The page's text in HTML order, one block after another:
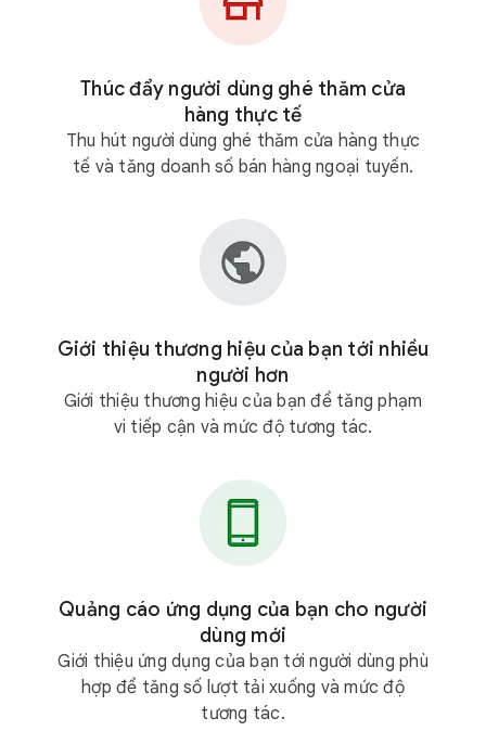
Thúc đẩy người dùng ghé thăm cửa
hàng thực tế
Thu hút người dùng ghé thăm cửa hàng thực
tế và tăng doanh số bán hàng ngoại tuyến.
Giới thiệu thương hiệu của bạn tới nhiều
người hơn
Giới thiệu thương hiệu của bạn để tăng phạm
vi tiếp cận và mức độ tương tác.
Quảng cáo ứng dụng của bạn cho người
dùng mới
Giới thiệu ứng dụng của bạn tới người dùng phù
hợp để tăng số lượt tải xuống và mức độ
tương tác.